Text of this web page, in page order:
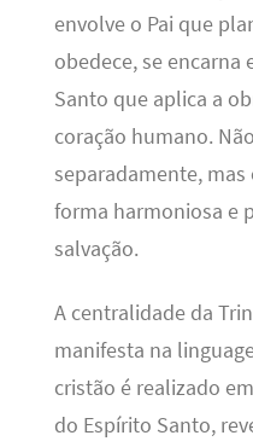
envolve o Pai que
obedece, se encarna
Santo que aplica a
coração humano.
separadamente,
forma harmoniosa e
salvação.
A centralidade da
manifesta na
cristão é realizado
do Espírito Santo,